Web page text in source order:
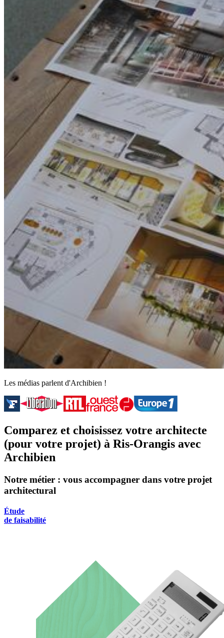
Les médias parlent d'Archibien !
Comparez et choisissez votre architecte
(pour votre projet) à Ris-Orangis avec
Archibien
Notre métier : vous accompagner dans votre projet
architectural
Étude
de faisabilité